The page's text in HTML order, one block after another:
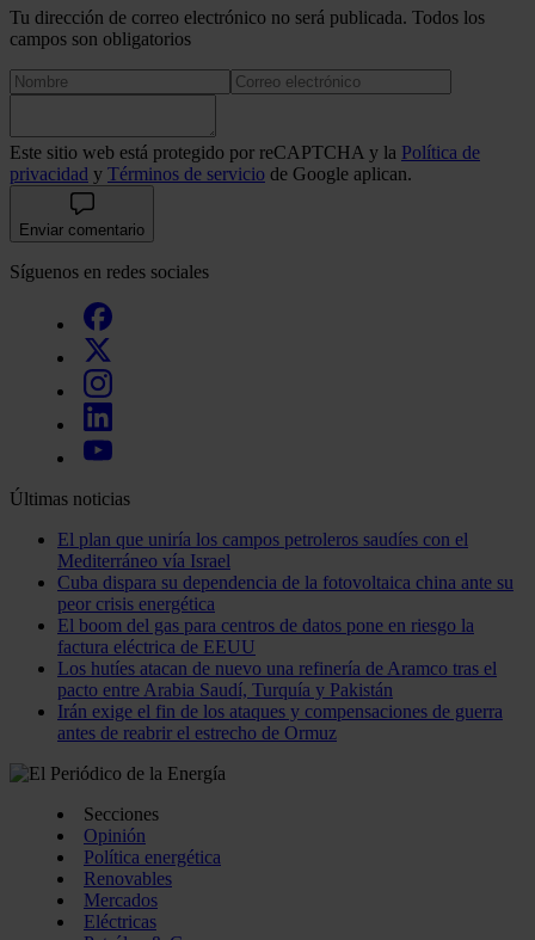
Tu dirección de correo electrónico no será publicada. Todos los
campos son obligatorios
Este sitio web está protegido por reCAPTCHA y la Política de
privacidad y Términos de servicio de Google aplican.
Enviar comentario
Síguenos en redes sociales
Últimas noticias
El plan que uniría los campos petroleros saudíes con el
Mediterráneo vía Israel
Cuba dispara su dependencia de la fotovoltaica china ante su
peor crisis energética
El boom del gas para centros de datos pone en riesgo la
factura eléctrica de EEUU
Los hutíes atacan de nuevo una refinería de Aramco tras el
pacto entre Arabia Saudí, Turquía y Pakistán
Irán exige el fin de los ataques y compensaciones de guerra
antes de reabrir el estrecho de Ormuz
Secciones
Opinión
Política energética
Renovables
Mercados
Eléctricas